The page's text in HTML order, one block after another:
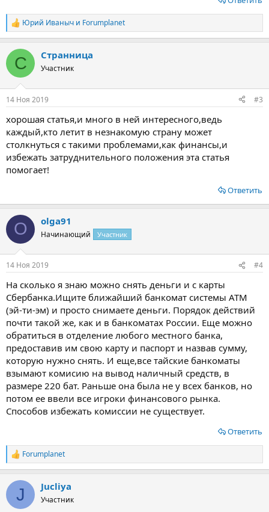
Р
е
к
и
Юрий Иваныч и Forumplanet
С Странница
Участник
14 Ноя 2019 #3
хорошая статья,и много в ней интересного,ведь
каждый,кто летит в незнакомую страну может
столкнуться с такими проблемами,как финансы,и
избежать затруднительного положения эта статья
помогает!
Ответить
O olga91
Начинающий Участник
14 Ноя 2019 #4
На сколько я знаю можно снять деньги и с карты
Сбербанка.Ищите ближайший банкомат системы АТМ
(эй-ти-эм) и просто снимаете деньги. Порядок действий
почти такой же, как и в банкоматах России. Еще можно
обратиться в отделение любого местного банка,
предоставив им свою карту и паспорт и назвав сумму,
которую нужно снять. И еще,все тайские банкоматы
взымают комисию на вывод наличный средств, в
размере 220 бат. Раньше она была не у всех банков, но
потом ее ввели все игроки финансового рынка.
Способов избежать комиссии не существует.
Ответить
Р
е
к
и
Forumplanet
J Jucliya
Участник